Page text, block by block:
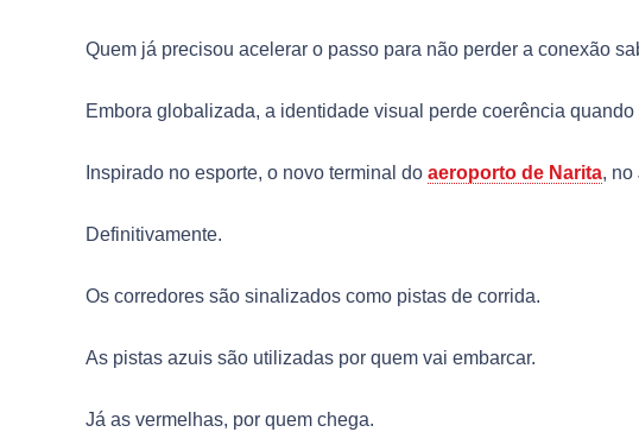
Quem já precisou acelerar o passo para não perder a conexão
Embora globalizada, a identidade visual perde coerência
Inspirado no esporte, o novo terminal do aeroporto de Narita, no
Definitivamente.
Os corredores são sinalizados como pistas de corrida.
As pistas azuis são utilizadas por quem vai embarcar.
Já as vermelhas, por quem chega.